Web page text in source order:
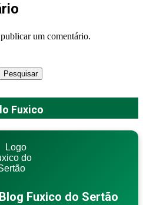
um comentário.
Pesquisar
Fuxico
Fuxico do Sertão